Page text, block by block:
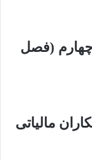
چهارم (فصل
مالیاتی